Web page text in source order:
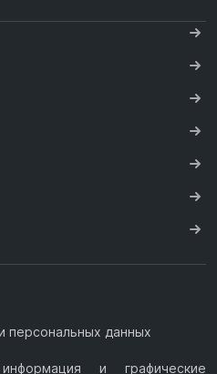
персональных данных
и графические